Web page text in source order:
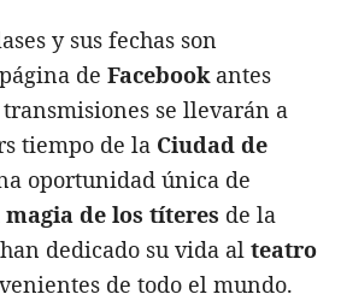
y sus fechas son
de Facebook antes
se llevarán a
tiempo de la Ciudad de
oportunidad única de
magia de los títeres de la
dedicado su vida al teatro
de todo el mundo.